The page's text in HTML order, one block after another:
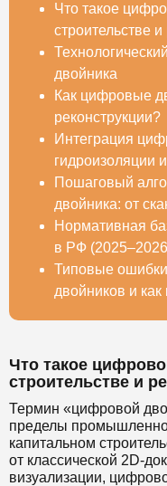
Что такое
строительстве
двойника
Как цифровые
реконструкции?
Интеграция
гидроизоляции
Пошаговый
двойника: от
Нормативная
в РФ
Типовые
двойников и как
Что такое
строительстве и
Термин «цифровой
пределы
капитальном
от классической 2D-
визуализации,